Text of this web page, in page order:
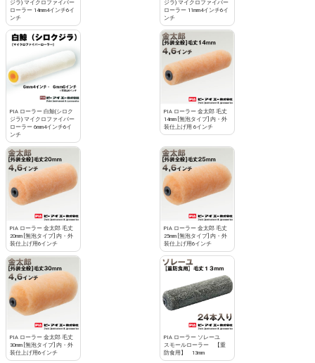
ジラ) マイクロファイバー
ローラー 14mm4インチ6イ
ンチ
ジラ) マイクロファイバー
ローラー 11mm4インチ6イ
ンチ
PIA ローラー 白鯨(シロク
ジラ) マイクロファイバー
ローラー 6mm4インチ6イ
ンチ
PIA ローラー 金太郎 毛丈
14mm [無泡タイプ] 内・外
装仕上げ用 6インチ
PIA ローラー 金太郎 毛丈
20mm [無泡タイプ] 内・外
装仕上げ用6インチ
PIA ローラー 金太郎 毛丈
25mm [無泡タイプ] 内・外
装仕上げ用6インチ
PIA ローラー 金太郎 毛丈
30mm [無泡タイプ] 内・外
装仕上げ用6インチ
PIA ローラー ソレーユ
スモールローラー 【重
防食用】 13mm